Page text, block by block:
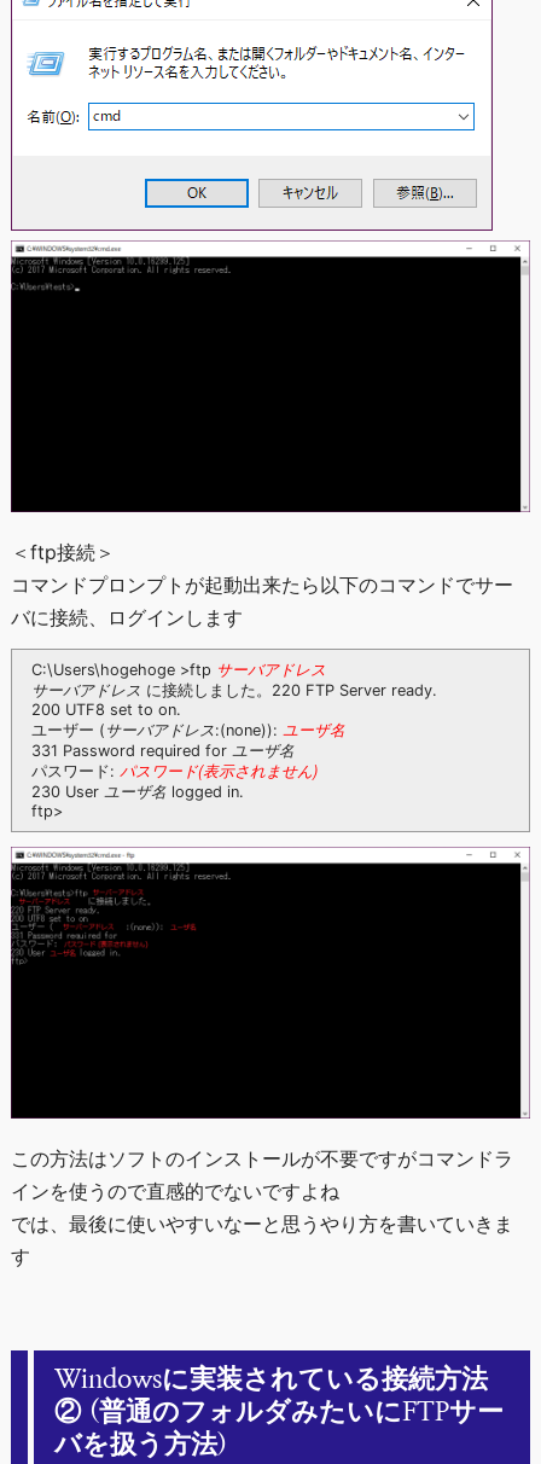
＜ftp接続＞
コマンドプロンプトが起動出来たら以下のコマンドでサー
バに接続、ログインします
C:\Users\hogehoge >ftp サーバアドレス
サーバアドレス に接続しました。220 FTP Server ready.
200 UTF8 set to on.
ユーザー ( サーバアドレス:(none)): ユーザ名
331 Password required for ユーザ名
パスワード: パスワード(表示されません)
230 User ユーザ名logged in.
ftp>
この方法はソフトのインストールが不要ですがコマンドラ
インを使うので直感的でないですよね
では、最後に使いやすいなーと思うやり方を書いていきま
す
Windowsに実装されている接続方法
② (普通のフォルダみたいにFTPサー
バを扱う方法)